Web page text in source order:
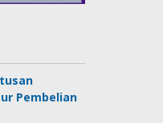
Pembelian